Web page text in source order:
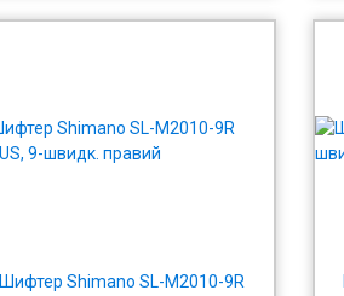
Шифтер Shimano SL-M2010-9R